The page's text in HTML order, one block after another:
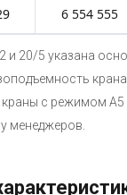
6 554 555
и 20/5 указана
крана
краны с режимом А5
менеджеров.